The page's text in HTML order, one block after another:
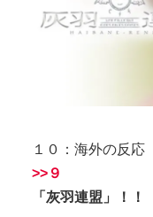
１０：海外の反応
>>９
「灰羽連盟」！！